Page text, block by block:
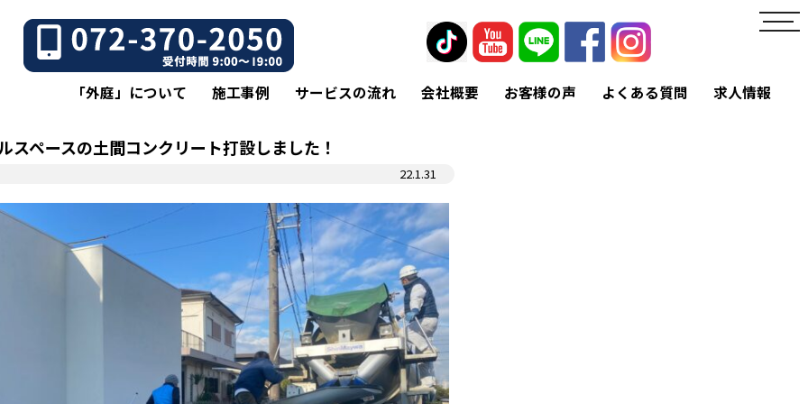
toggle
「外庭」について 施工事例 サービスの流れ 会社概要 お客様の声 よくある質問 求人情報
スペースの土間コンクリート打設しました！
22.1.31